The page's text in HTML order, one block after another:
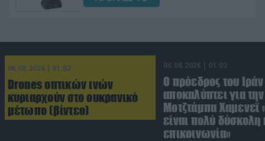
06.08.2026 | 01:02
Drones οπτικών ινών
κυριαρχούν στο ουκρανικό
μέτωπο (βίντεο)
06.08.2026 | 01:02
Ο πρόεδρος του Ιράν
αποκαλύπτει για
Μοτζτάμπα Χαμενεΐ
είναι πολύ δύσκολη
επικοινωνία»